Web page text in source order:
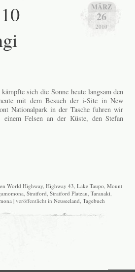
MÄRZ
26
2010
sich die Sonne heute langsam den
mit dem Besuch der i-Site in New
Nationalpark in der Tasche fuhren wir
einem Felsen an der Küste, den Stefan
World Highway, Highway 43, Lake Taupo, Mount
, Stratford, Stratford Plateau, Taranaki,
| veröffentlicht in Neuseeland, Tagebuch